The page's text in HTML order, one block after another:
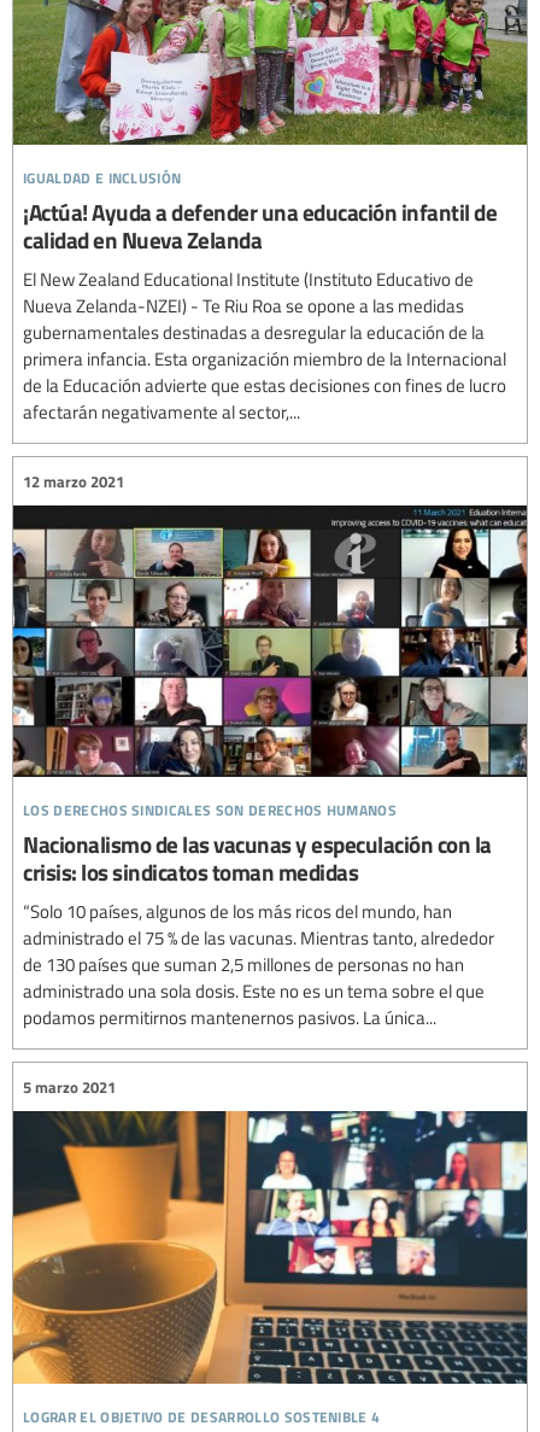
igualdad e inclusión
¡Actúa! Ayuda a defender una educación infantil de
calidad en Nueva Zelanda
El New Zealand Educational Institute (Instituto Educativo de
Nueva Zelanda-NZEI) - Te Riu Roa se opone a las medidas
gubernamentales destinadas a desregular la educación de la
primera infancia. Esta organización miembro de la Internacional
de la Educación advierte que estas decisiones con fines de lucro
afectarán negativamente al sector,...
los derechos sindicales son derechos humanos
12 marzo 2021
Nacionalismo de las vacunas y especulación con la
crisis: los sindicatos toman medidas
“Solo 10 países, algunos de los más ricos del mundo, han
administrado el 75 % de las vacunas. Mientras tanto, alrededor
de 130 países que suman 2,5 millones de personas no han
administrado una sola dosis. Este no es un tema sobre el que
podamos permitirnos mantenernos pasivos. La única...
lograr el objetivo de desarrollo sostenible 4
5 marzo 2021